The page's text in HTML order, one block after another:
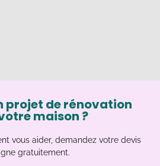
projet de rénovation
maison ?
vous aider, demandez votre devis
gratuitement.